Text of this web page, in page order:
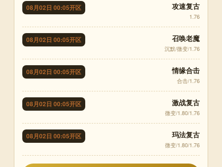
08月02日 00:05开区 攻速复古
1.76
08月02日 00:05开区 召唤老魔
沉默/微变/1.76
08月02日 00:05开区 情缘合击
合击/1.76
08月02日 00:05开区 激战复古
微变/1.80/1.76
08月02日 00:05开区 玛法复古
微变/1.80/1.76